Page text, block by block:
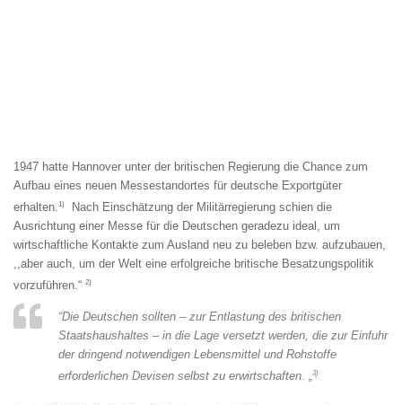
1947 hatte Hannover unter der britischen Regierung die Chance zum
Aufbau eines neuen Messestandortes für deutsche Exportgüter
erhalten.1)
Nach Einschätzung der Militärregierung schien die
Ausrichtung einer Messe für die Deutschen geradezu ideal, um
wirtschaftliche Kontakte zum Ausland neu zu beleben bzw. aufzubauen,
,,aber auch, um der Welt eine erfolgreiche britische Besatzungspolitik
vorzuführen.“ 2)
“Die Deutschen sollten – zur Entlastung des britischen
Staatshaushaltes – in die Lage versetzt werden, die zur Einfuhr
der dringend notwendigen Lebensmittel und Rohstoffe
erforderlichen Devisen selbst zu erwirtschaften. „3)